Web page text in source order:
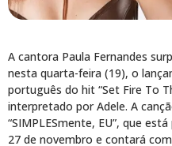
A cantora Paula Fernandes
nesta quarta-feira (19), o
português do hit “Set Fire To
interpretado por Adele. A
“SIMPLESmente, EU”, que
27 de novembro e contará